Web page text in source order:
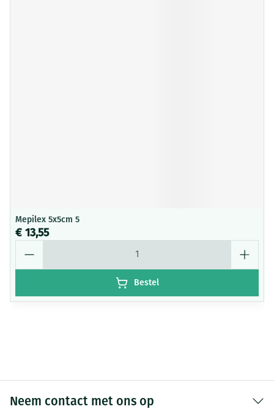
Mepilex 5x5cm 5
€ 13,55
Bestel
Neem contact met ons op